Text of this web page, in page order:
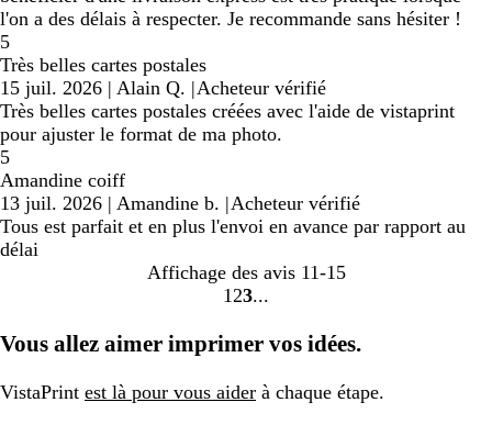
l'on a des délais à respecter. Je recommande sans hésiter !
5
Très belles cartes postales
15 juil. 2026 | Alain Q. |Acheteur vérifié
Très belles cartes postales créées avec l'aide de vistaprint
pour ajuster le format de ma photo.
5
Amandine coiff
13 juil. 2026 | Amandine b. |Acheteur vérifié
Tous est parfait et en plus l'envoi en avance par rapport au
délai
Affichage des avis 11-15
Accéder
la
1 Accéder
la
2 Accéder
la
3
Vous allez aimer imprimer vos idées.
VistaPrint est là pour vous aider à chaque étape.